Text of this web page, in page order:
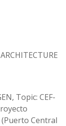
Topic: CEF-
(Puerto Central